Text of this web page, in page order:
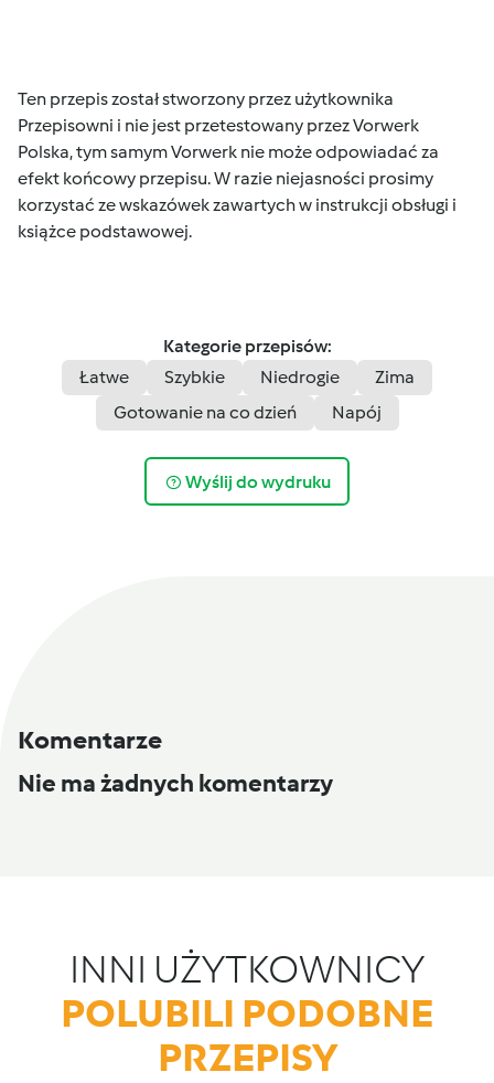
Ten przepis został stworzony przez użytkownika
Przepisowni i nie jest przetestowany przez Vorwerk
Polska, tym samym Vorwerk nie może odpowiadać za
efekt końcowy przepisu. W razie niejasności prosimy
korzystać ze wskazówek zawartych w instrukcji obsługi i
książce podstawowej.
Kategorie przepisów:
Łatwe
Szybkie Niedrogie
Zima
Gotowanie na co dzień
Napój
Wyślij do wydruku
Komentarze
Nie ma żadnych komentarzy
INNI UŻYTKOWNICY
POLUBILI PODOBNE
PRZEPISY